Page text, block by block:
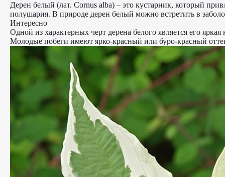
Дерен белый (лат. Cornus alba) – это кустарник, который
полушария. В природе дерен белый можно встретить в
Интересно
Одной из характерных черт дерена белого является его
Молодые побеги имеют ярко-красный или буро-красный